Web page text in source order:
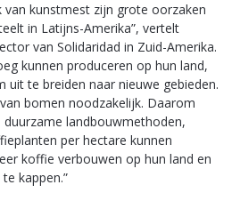
van kunstmest zijn grote oorzaken
in Latijns-Amerika”, vertelt
van Solidaridad in Zuid-Amerika.
kunnen produceren op hun land,
uit te breiden naar nieuwe gebieden.
bomen noodzakelijk. Daarom
landbouwmethoden,
per hectare kunnen
koffie verbouwen op hun land en
kappen.”